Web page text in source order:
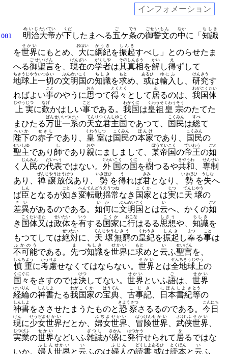
インフォメーション
001 明治
めいじ
大帝
たいてい
が下
くだ
したまへる五
ご
ケ条
でう
の御誓文
ごせいもん
の中
なか
に「知識
ちしき
を世界
せかい
にもとめ、 大
おほい
に綱紀
かうき
を振起
しんき
すべし」とのらせたま
へる御聖言
ごせいげん
を、 現在
げんざい
の学者
がくしや
は其
その
真相
しんさう
を解
かい
し得
え
ずして
地球上
ちきうじやう
一切
いつさい
の文明国
ぶんめいこく
の知識
ちしき
を求
もと
め、 或
あるひ
は輸入
ゆにふ
し、 研究
けんきう
す
ればよい事
こと
のやうに思
おも
つて得々
とくとく
として 居
ゐ
るのは、 我
わが
国体
こくたい
上
じやう
実
じつ
に歎
なげ
かはしい事
こと
である。 我国
わがくに
は皇祖
くわうそ
皇宗
くわうそう
のたてた
まひたる万世一系
ばんせいいつけい
の天立君主国
てんりつくんしゆこく
であつて、 国民
こくみん
は総
すべ
て
陛下
へいか
の赤子
せきし
であり、 皇室
くわうしつ
は国民
こくみん
の本家
ほんけ
であり、 国民
こくみん
の
聖主
せいしゆ
であり 師
し
であり 親
おや
にましまして、 某帝国
ぼうていこく
の帝王
ていわう
の如
ごと
く 人民
じんみん
の代表
だいへう
ではない。 外国
ぐわいこく
の国
くに
を樹
た
つるや共和
きやうわ
専制
せんせい
あり、 禅譲
ぜんじやう
放伐
はうばつ
あり、 勢
いきほひ
を得
う
れば君
きみ
となり、 勢
いきほひ
を失
うしな
へ
ば臣
しん
となるが如
ごと
き変転
へんてん
動揺
どうえう
常
つね
なき 国家
こくか
とは実
じつ
に天壌
てんじやう
の
差異
さい
があるのである。 如何
いか
に文明国
ぶんめいこく
とは云
い
へ、 かくの如
ごと
き 国体
こくたい
又
また
は政体
せいたい
を有
いう
する 国家
こくか
に行
おこな
はるる思想
しさう
や、 知識
ちしき
を
もつてしては絶対
ぜつたい
に、 天壌
てんじやう
無窮
むきう
の皇紀
くわうき
を振起
しんき
し奉
まつ
る事
こと
は
不可能
ふかのう
である。 先
ま
づ知識
ちしき
を世界
せかい
に求
もと
めと云
い
ふ聖言
せいげん
を、
慎重
しんちよう
に考慮
かうりよ
せなくてはならない。 世界
せかい
とは全地球上
ぜんちきうじやう
の
国々
くにぐに
をさすのでは決
けつ
してない。 世界
せかい
といふ語
ご
は、 世界
せかい
経綸
けいりん
の神書
しんしよ
たる我
わが
国家
こくか
の宝典
はうてん
、 古事記
こじき
、 日本書紀
にほんしよき
等
とう
の
神書
しんしよ
をささせたまうたものと恐察
きようさつ
さるるのである。 今日
こんにち
現
げん
に少女
せうぢよ
世界
せかい
だとか、 婦女
ふぢよ
世界
せかい
冒険
ばうけん
世界
せかい
武侠
ぶけふ
世界
せかい
実業
じつげふ
の世界
せかい
などいふ雑誌
ざつし
が盛
さかん
に発行
はつかう
せられて 居
を
るではな
いか。 婦人
ふじん
世界
せかい
と云
い
ふのは婦人
ふじん
の読書
どくしよ
或
あるひ
は読本
とくほん
と云
い
ふ